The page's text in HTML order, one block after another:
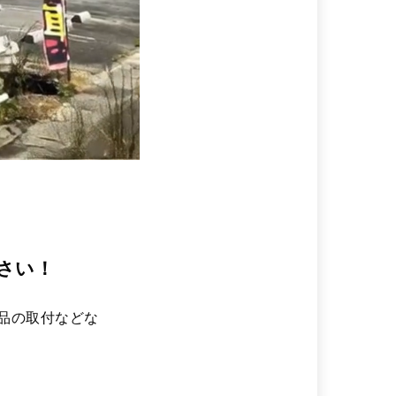
い！
の取付などな